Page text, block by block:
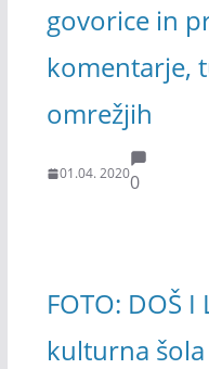
govorice in
komentarje,
omrežjih
01.04. 20200
FOTO: DOŠ
kulturna